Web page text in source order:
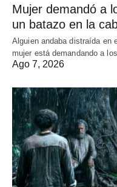
Mujer demandó a
un batazo en la
Alguien andaba distraída en
mujer está demandando a
Ago 7, 2026